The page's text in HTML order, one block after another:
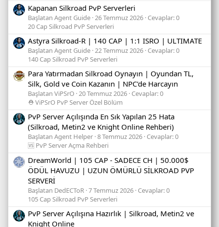
Kapanan Silkroad PvP Serverleri
Başlatan Agent Guide 26 Temmuz 2026 Cevaplar: 0
20 Cap Silkroad PvP Serverleri
Astyra Silkroad-R | 140 CAP | 1:1 ISRO | ULTIMATE
Başlatan Agent Guide 22 Temmuz 2026 Cevaplar: 0
140 Cap Silkroad PvP Serverleri
Para Yatırmadan Silkroad Oynayın | Oyundan TL,
Silk, Gold ve Coin Kazanın | NPC'de Harcayın
Başlatan ViPSrO 20 Temmuz 2026 Cevaplar: 0
⛑️ ViPSrO PvP Server Özel Bölüm
PvP Server Açılışında En Sık Yapılan 25 Hata
(Silkroad, Metin2 ve Knight Online Rehberi)
Başlatan Agent Helper 8 Temmuz 2026 Cevaplar: 0
🆚 PvP Server Açma Rehberi
DreamWorld | 105 CAP - SADECE CH | 50.000$
ÖDÜL HAVUZU | UZUN ÖMÜRLÜ SİLKROAD PVP
SERVERİ
Başlatan DedECToR 7 Temmuz 2026 Cevaplar: 0
105 Cap Silkroad PvP Serverleri
PvP Server Açılışına Hazırlık | Silkroad, Metin2 ve
Knight Online